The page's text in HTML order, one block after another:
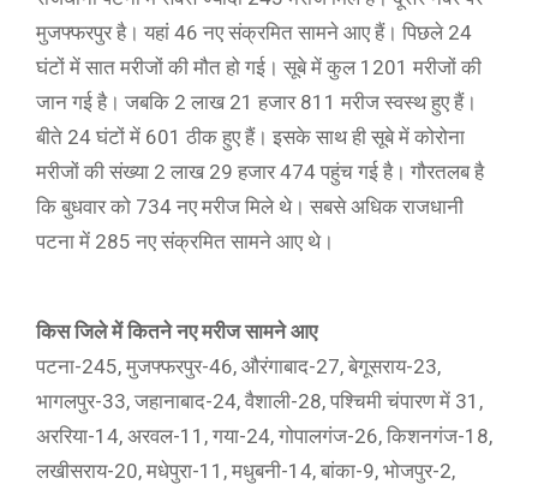
मुजफ्फरपुर है। यहां 46 नए संक्रमित सामने आए हैं। पिछले 24
घंटों में सात मरीजों की मौत हो गई। सूबे में कुल 1201 मरीजों की
जान गई है। जबकि 2 लाख 21 हजार 811 मरीज स्वस्थ हुए हैं।
बीते 24 घंटों में 601 ठीक हुए हैं। इसके साथ ही सूबे में कोरोना
मरीजों की संख्या 2 लाख 29 हजार 474 पहुंच गई है। गौरतलब है
कि बुधवार को 734 नए मरीज मिले थे। सबसे अधिक राजधानी
पटना में 285 नए संक्रमित सामने आए थे।
किस जिले में कितने नए मरीज सामने आए
पटना-245, मुजफ्फरपुर-46, औरंगाबाद-27, बेगूसराय-23,
भागलपुर-33, जहानाबाद-24, वैशाली-28, पश्चिमी चंपारण में 31,
अररिया-14, अरवल-11, गया-24, गोपालगंज-26, किशनगंज-18,
लखीसराय-20, मधेपुरा-11, मधुबनी-14, बांका-9, भोजपुर-2,